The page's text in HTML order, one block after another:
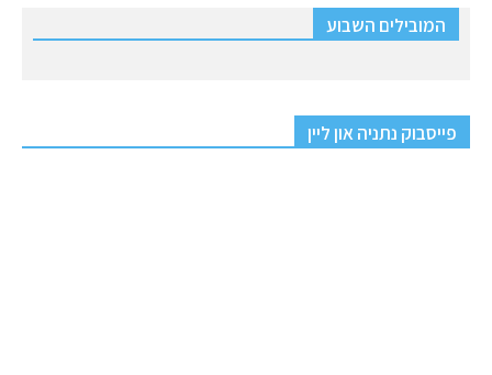
המובילים השבוע
פייסבוק נתניה און ליין